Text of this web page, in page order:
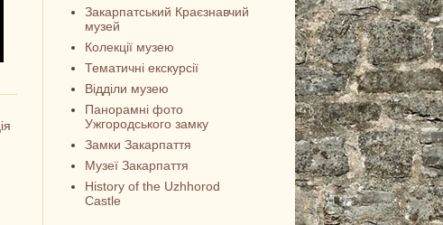
Закарпатський Краєзнавчий
музей
Колекції музею
Тематичні екскурсії
Відділи музею
Панорамні фото
Ужгородського замку
Замки Закарпаття
Музеї Закарпаття
History of the Uzhhorod
Castle